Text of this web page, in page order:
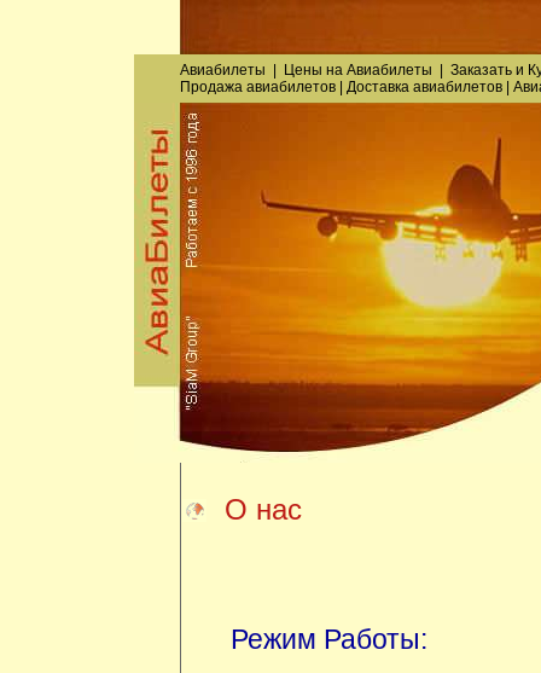
Авиабилеты Цены на Авиабилеты Заказатьи
Продажа авиабилетов| Доставка авиабилетов|
О нас
Режим Работы: